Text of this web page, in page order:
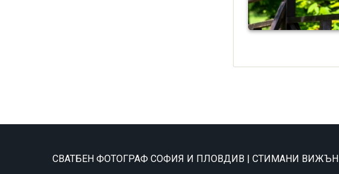
СВАТБЕН ФОТОГРАФ СОФИЯ И ПЛОВДИВ | СТИМАНИ ВИЖЪН